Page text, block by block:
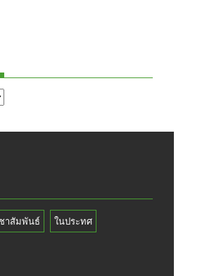
าสัมพันธ์ ในประทศ